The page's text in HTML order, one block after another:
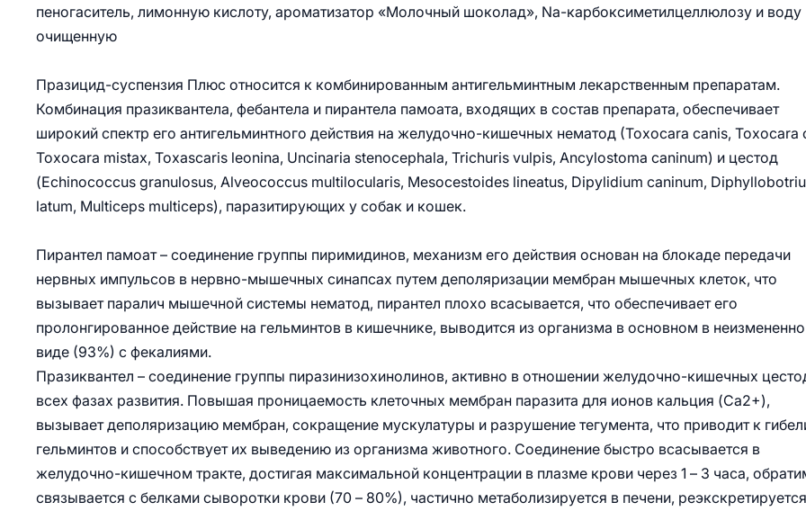
пеногаситель, лимонную кислоту, ароматизатор «Молочный шоколад», Na-карбоксиметилцеллюлозу и воду
очищенную
Празицид-суспензия Плюс относится к комбинированным антигельминтным лекарственным препаратам.
Комбинация празиквантела, фебантела и пирантела памоата, входящих в состав препарата, обеспечивает
широкий спектр его антигельминтного действия на желудочно-кишечных нематод (Тохосаra саnis, Toxocara
Тохосаra mistax, Toxascaris leonina, Uncinaria stenocephala, Trichuris vulpis, Ancylostoma caninum) и цестод
(Echinococcus granulosus, Alveococсus multilocularis, Mesocestoides lineatus, Dipylidium caninum,
latum, Multiceps multiceps), паразитирующих у собак и кошек.
Пирантел памоат – соединение группы пиримидинов, механизм его действия основан на блокаде передачи
нервных импульсов в нервно-мышечных синапсах путем деполяризации мембран мышечных клеток, что
вызывает паралич мышечной системы нематод, пирантел плохо всасывается, что обеспечивает его
пролонгированное действие на гельминтов в кишечнике, выводится из организма в основном в
виде (93%) с фекалиями.
Празиквантел – соединение группы пиразинизохинолинов, активно в отношении желудочно-кишечных
всех фазах развития. Повышая проницаемость клеточных мембран паразита для ионов кальция (Ca2+),
вызывает деполяризацию мембран, сокращение мускулатуры и разрушение тегумента, что приводит к
гельминтов и способствует их выведению из организма животного. Соединение быстро всасывается в
желудочно-кишечном тракте, достигая максимальной концентрации в плазме крови через 1 – 3 часа,
связывается с белками сыворотки крови (70 – 80%), частично метаболизируется в печени,